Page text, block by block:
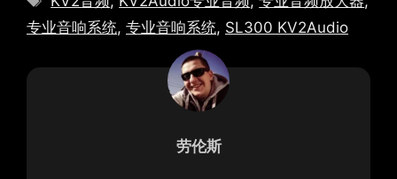
签
专业音响系统, 专业音响系统, SL300 KV2Audio
劳伦斯